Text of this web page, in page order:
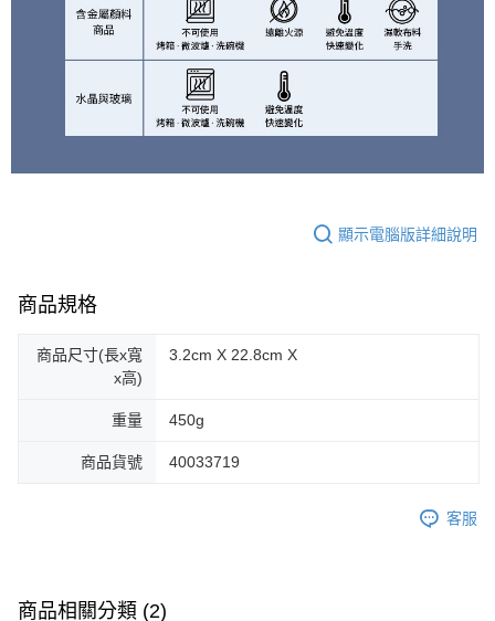
顯示電腦版詳細說明
商品規格
商品尺寸(長x寬
x高)
3.2cm X 22.8cm X
重量 450g
商品貨號 40033719
客服
商品相關分類 (2)